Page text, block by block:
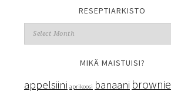
RESEPTIARKISTO
MIKÄ MAISTUISI?
appelsiini aprikoosi banaani brownie